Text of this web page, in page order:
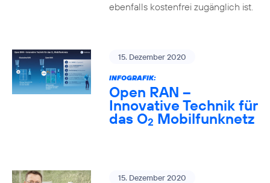
ebenfalls kostenfrei zugänglich ist.
15. Dezember 2020
INFOGRAFIK:
Open RAN –
Innovative Technik für
das O2 Mobilfunknetz
15. Dezember 2020